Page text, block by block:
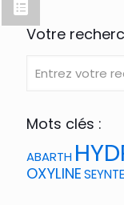
Votre
Mots clés :
ABARTH
OXYLINE